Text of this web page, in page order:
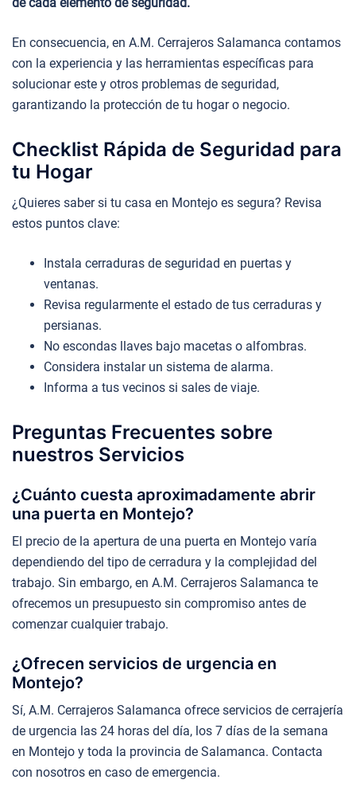
En consecuencia, en A.M. Cerrajeros Salamanca contamos
con la experiencia y las herramientas específicas para
solucionar este y otros problemas de seguridad,
garantizando la protección de tu hogar o negocio.
Checklist Rápida de Seguridad para
tu Hogar
¿Quieres saber si tu casa en Montejo es segura? Revisa
estos puntos clave:
Instala cerraduras de seguridad en puertas y
ventanas.
Revisa regularmente el estado de tus cerraduras y
persianas.
No escondas llaves bajo macetas o alfombras.
Considera instalar un sistema de alarma.
Informa a tus vecinos si sales de viaje.
Preguntas Frecuentes sobre
nuestros Servicios
¿Cuánto cuesta aproximadamente abrir
una puerta en Montejo?
El precio de la apertura de una puerta en Montejo varía
dependiendo del tipo de cerradura y la complejidad del
trabajo. Sin embargo, en A.M. Cerrajeros Salamanca te
ofrecemos un presupuesto sin compromiso antes de
comenzar cualquier trabajo.
¿Ofrecen servicios de urgencia en
Montejo?
Sí, A.M. Cerrajeros Salamanca ofrece servicios de cerrajería
de urgencia las 24 horas del día, los 7 días de la semana
en Montejo y toda la provincia de Salamanca. Contacta
con nosotros en caso de emergencia.